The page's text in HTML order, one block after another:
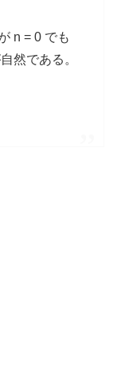
n = 0 でも
然である。